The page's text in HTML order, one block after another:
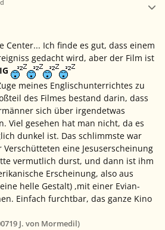
Center... Ich finde es gut, dass einem
gedacht wird, aber der Film ist
meines Englischunterrichtes zu
des Filmes bestand darin, dass
sich über irgendetwas
Viel gesehen hat man nicht, da es
dunkel ist. Das schlimmste war
eine Jesuserscheinung
vermutlich durst, und dann ist ihm
Erscheinung, also aus
helle Gestalt) ,mit einer Evian-
Einfach furchtbar, das ganze Kino
19 J. von Mormedil)